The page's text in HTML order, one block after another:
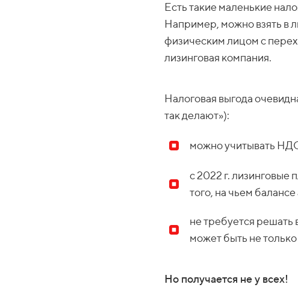
Есть такие маленькие
Например, можно взять в
физическим лицом с
лизинговая компания.
Налоговая выгода
так делают»):
можно учитывать
с 2022 г. лизинговые
того, на чьем
не требуется решать
может быть не
Но получается не у всех!